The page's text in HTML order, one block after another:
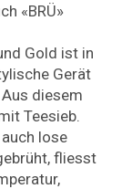
«BRÜ»
Gold ist in
Gerät
diesem
Teesieb.
lose
fliesst